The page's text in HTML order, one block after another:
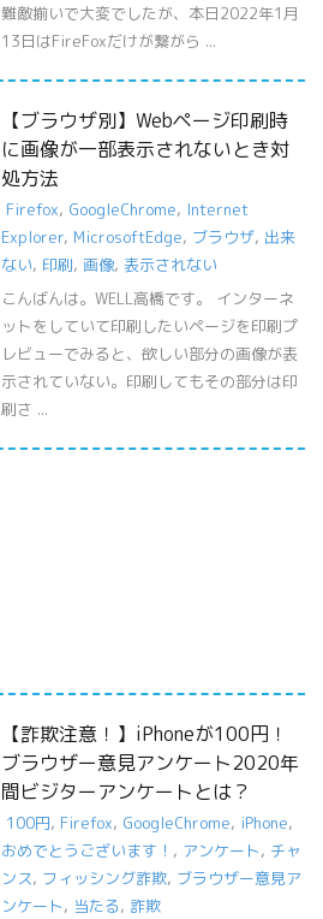
難敵揃いで大変でしたが、本日2022年1月
13日はFireFoxだけが繋がら ...
【ブラウザ別】Webページ印刷時
に画像が一部表示されないとき対
処方法
Firefox, GoogleChrome, Internet
Explorer, MicrosoftEdge, ブラウザ, 出来
ない, 印刷, 画像, 表示されない
こんばんは。WELL高橋です。 インターネ
ットをしていて印刷したいページを印刷プ
レビューでみると、欲しい部分の画像が表
示されていない。印刷してもその部分は印
刷さ ...
【詐欺注意！】iPhoneが100円！
ブラウザー意見アンケート2020年
間ビジターアンケートとは？
100円, Firefox, GoogleChrome, iPhone,
おめでとうございます！ , アンケート, チャ
ンス, フィッシング詐欺, ブラウザー意見ア
ンケート, 当たる, 詐欺